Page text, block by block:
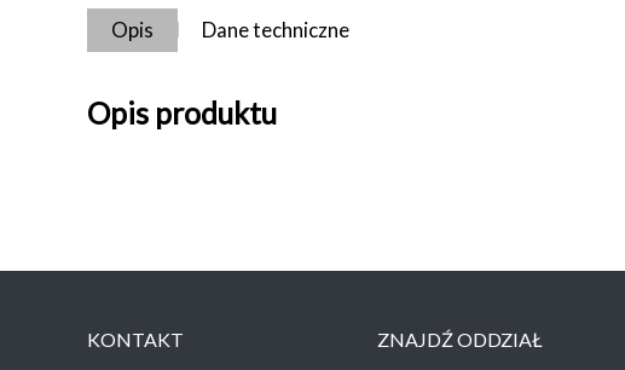
Opis Dane techniczne
Opis produktu
KONTAKT ZNAJDŹ ODDZIAŁ